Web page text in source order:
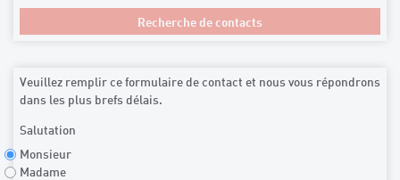
Veuillez remplir ce formulaire de contact et nous vous répondrons
dans les plus brefs délais.
Salutation
Monsieur
Madame